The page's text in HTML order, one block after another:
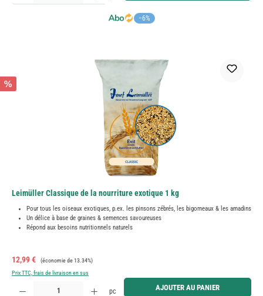
−6%
%
Leimüller Classique de la nourriture exotique 1 kg
Pour tous les oiseaux exotiques, p.ex. les pinsons zébrés, les bigorneaux & les amadins
Un délice à base de graines & semences savoureuses
Répond aux besoins nutritionnels naturels
Prix de vente :
12,99 € Prix régulier :
(économie de 13.34%)
Prix TTC, frais de livraison en sus
Quantité de produit : Entrez la quantité souhaitée ou utilisez les boutons pour augmenter ou
pc AJOUTER AU PANIER